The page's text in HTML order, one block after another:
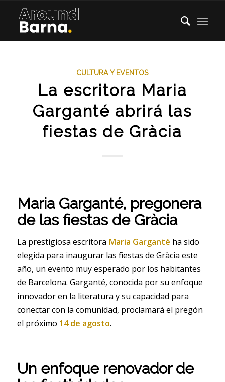
CULTURA Y EVENTOS
La escritora Maria
Garganté abrirá las
fiestas de Gràcia
Maria Garganté, pregonera
de las fiestas de Gràcia
La prestigiosa escritora Maria Garganté ha sido
elegida para inaugurar las fiestas de Gràcia este
año, un evento muy esperado por los habitantes
de Barcelona. Garganté, conocida por su enfoque
innovador en la literatura y su capacidad para
conectar con la comunidad, proclamará el pregón
el próximo 14 de agosto.
Un enfoque renovador de